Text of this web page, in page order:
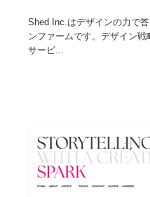
Shed Inc.はデザインの力で
ンファームです。デザイン
サービ...